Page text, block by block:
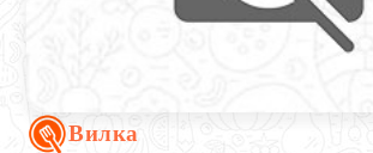
Вилка